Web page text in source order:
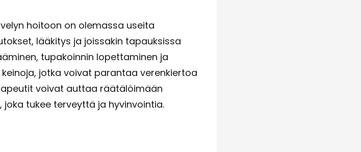
hoitoon on olemassa useita
lääkitys ja joissakin tapauksissa
tupakoinnin lopettaminen ja
jotka voivat parantaa verenkiertoa
voivat auttaa räätälöimään
tukee terveyttä ja hyvinvointia.